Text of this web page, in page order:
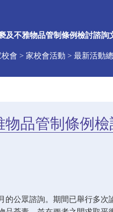
及不雅物品管制條例檢討諮詢
會 > 家校會活動 > 最新活動
品管制條例
公眾諮詢。期間已舉行多